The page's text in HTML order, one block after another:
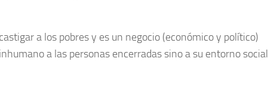
a los pobres y es un negocio (económico y político)
a las personas encerradas sino a su entorno social